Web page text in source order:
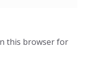
this browser for